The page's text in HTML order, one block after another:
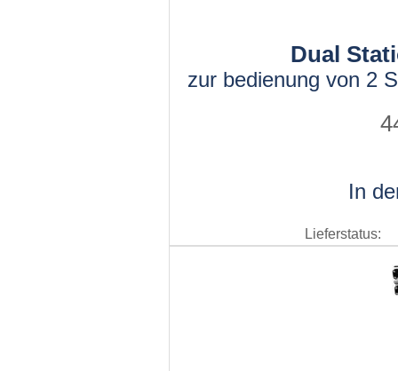
Dual
zur bedienung von 2
In
Lieferstatus: